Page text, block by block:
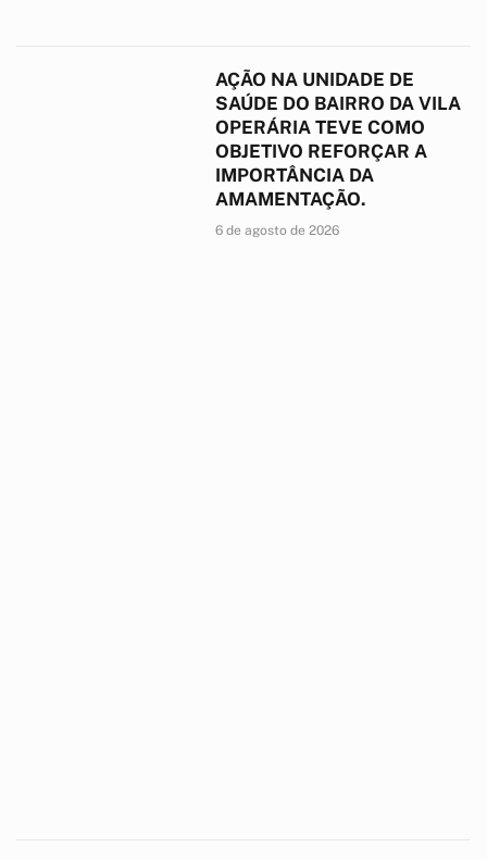
AÇÃO NA UNIDADE DE
SAÚDE DO BAIRRO DA VILA
OPERÁRIA TEVE COMO
OBJETIVO REFORÇAR A
IMPORTÂNCIA DA
AMAMENTAÇÃO.
6 de agosto de 2026